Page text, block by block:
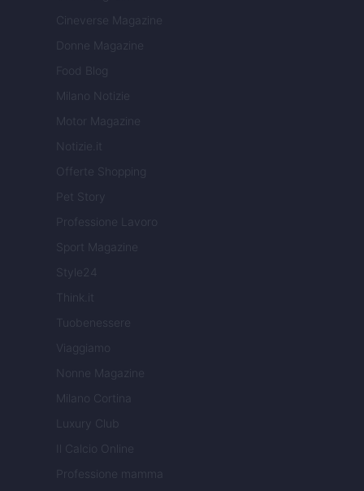
Cineverse Magazine
Donne Magazine
Food Blog
Milano Notizie
Motor Magazine
Notizie.it
Offerte Shopping
Pet Story
Professione Lavoro
Sport Magazine
Style24
Think.it
Tuobenessere
Viaggiamo
Nonne Magazine
Milano Cortina
Luxury Club
Il Calcio Online
Professione mamma